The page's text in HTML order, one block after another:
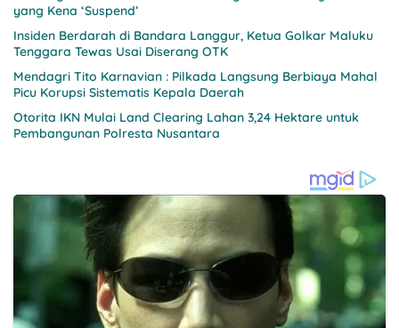
yang Kena ‘Suspend’
Insiden Berdarah di Bandara Langgur, Ketua Golkar Maluku
Tenggara Tewas Usai Diserang OTK
Mendagri Tito Karnavian : Pilkada Langsung Berbiaya Mahal
Picu Korupsi Sistematis Kepala Daerah
Otorita IKN Mulai Land Clearing Lahan 3,24 Hektare untuk
Pembangunan Polresta Nusantara